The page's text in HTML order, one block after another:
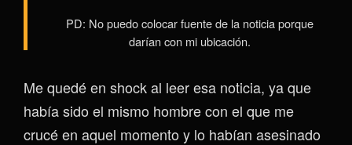
PD: No puedo colocar fuente de la noticia porque
darían con mi ubicación.
Me quedé en shock al leer esa noticia, ya que
había sido el mismo hombre con el que me
crucé en aquel momento y lo habían asesinado